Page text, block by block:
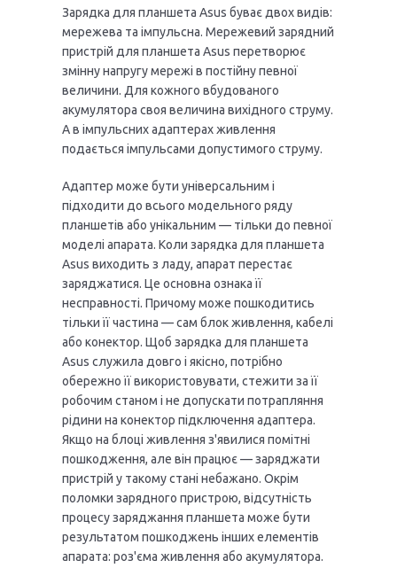
Зарядка для планшета Asus буває двох видів:
мережева та імпульсна. Мережевий зарядний
пристрій для планшета Asus перетворює
змінну напругу мережі в постійну певної
величини. Для кожного вбудованого
акумулятора своя величина вихідного струму.
А в імпульсних адаптерах живлення
подається імпульсами допустимого струму.
Адаптер може бути універсальним і
підходити до всього модельного ряду
планшетів або унікальним — тільки до певної
моделі апарата. Коли зарядка для планшета
Asus виходить з ладу, апарат перестає
заряджатися. Це основна ознака її
несправності. Причому може пошкодитись
тільки її частина — сам блок живлення, кабелі
або конектор. Щоб зарядка для планшета
Asus служила довго і якісно, потрібно
обережно її використовувати, стежити за її
робочим станом і не допускати потрапляння
рідини на конектор підключення адаптера.
Якщо на блоці живлення з'явилися помітні
пошкодження, але він працює — заряджати
пристрій у такому стані небажано. Окрім
поломки зарядного пристрою, відсутність
процесу заряджання планшета може бути
результатом пошкоджень інших елементів
апарата: роз'єма живлення або акумулятора.